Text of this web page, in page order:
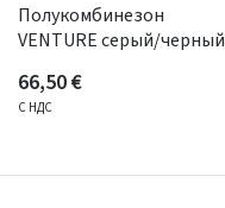
Полукомбинезон
VENTURE серый/черный
66,50 €
С НДС